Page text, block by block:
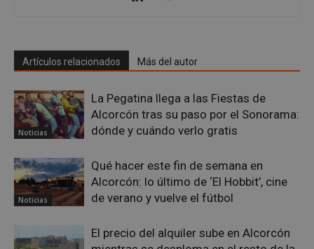
Artículos relacionados Más del autor
Noticias
La Pegatina llega a las Fiestas de
Alcorcón tras su paso por el Sonorama:
dónde y cuándo verlo gratis
Noticias
Qué hacer este fin de semana en
Alcorcón: lo último de ‘El Hobbit’, cine
de verano y vuelve el fútbol
El precio del alquiler sube en Alcorcón
__cf_bm
Cloudflare Inc.
.twitter.com
CookieScriptConsent
CookieScript
alcorconhoy.com